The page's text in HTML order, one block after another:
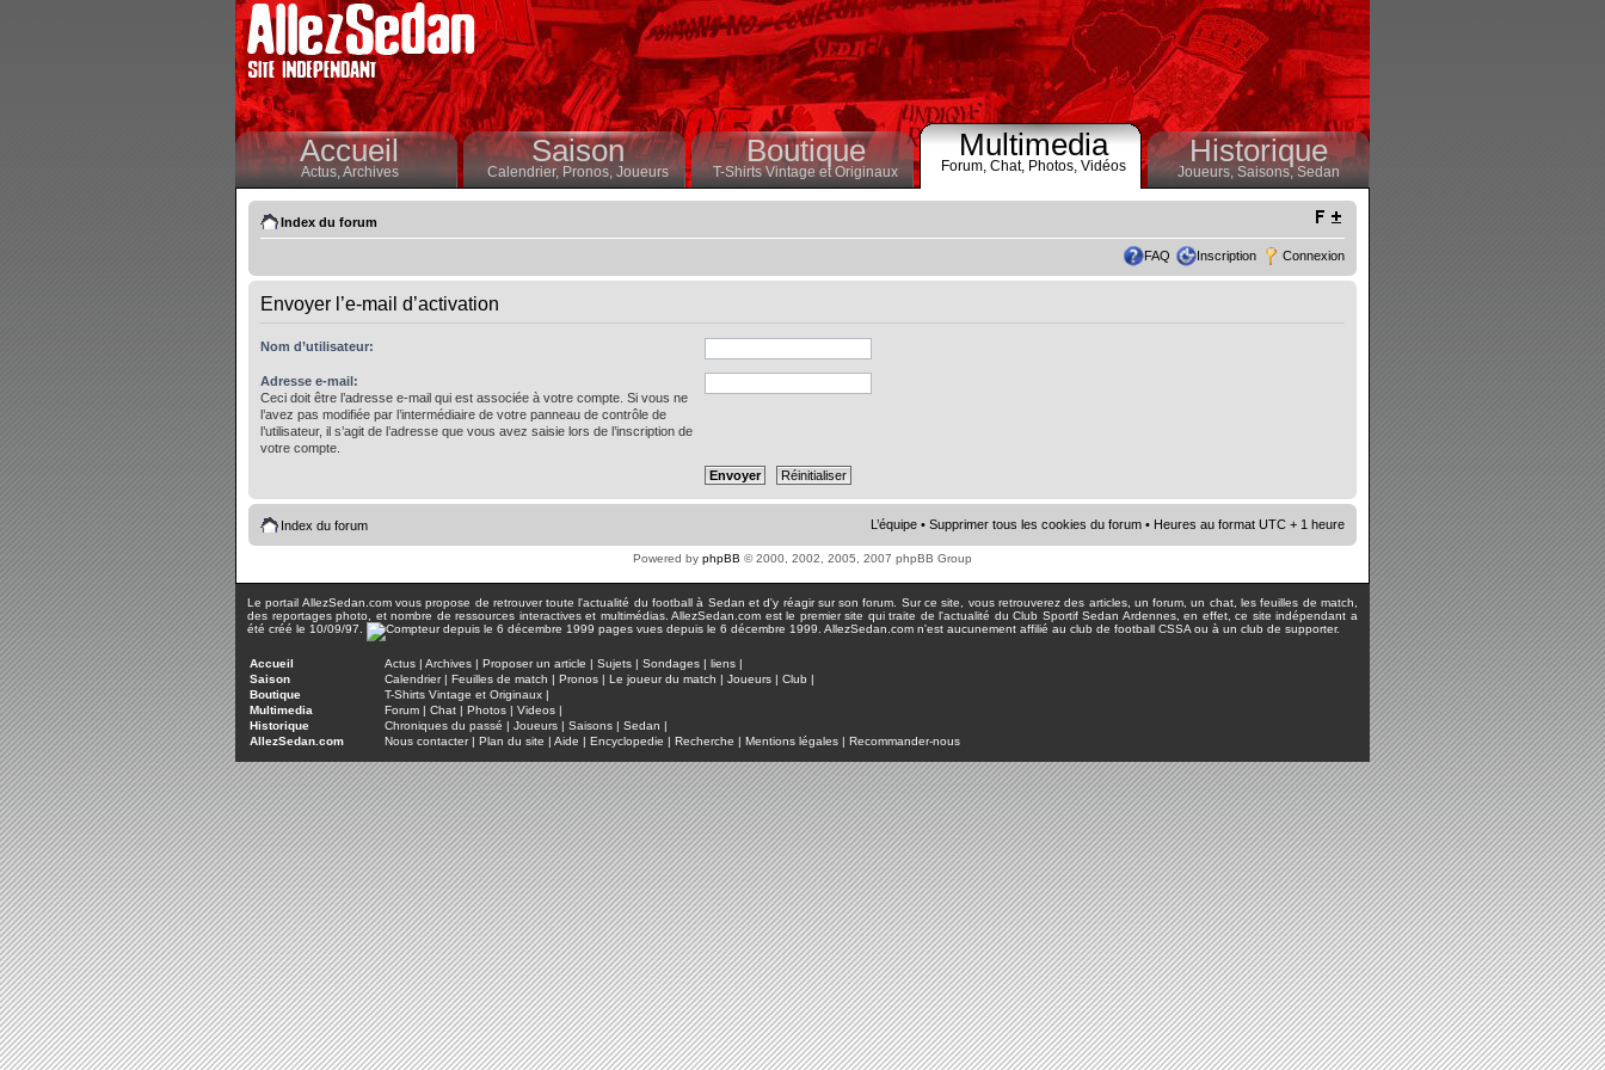
Accueil
Actus,Archives
Saison
Calendrier,Pronos, Joueurs
Boutique
T-Shirts Vintage et Originaux
Multimedia
Forum, Chat, Photos, Vidéos Historique
Joueurs, Saisons,Sedan
Index du forum
FAQ Inscription Connexion
Envoyer l’e-mail d’activation
Nom d’utilisateur:
Adresse e-mail:
Ceci doit être l’adresse e-mail qui est associée à votre compte. Si vous ne
l’avez pas modifiée par l’intermédiaire de votre panneau de contrôle de
l’utilisateur, il s’agit de l’adresse que vous avez saisie lors de l’inscription de
votre compte.
Index du forum L’équipe • Supprimer tous les cookies du forum • Heures au format UTC + 1 heure
Powered by phpBB © 2000, 2002, 2005, 2007 phpBB Group
Le portail AllezSedan.com vous propose de retrouver toute l'actualité du football à Sedan et d'y réagir sur son forum. Sur ce site, vous retrouverez des articles, un forum, un chat, les feuilles de match,
des reportages photo, et nombre de ressources interactives et multimédias. AllezSedan.com est le premier site qui traite de l'actualité du Club Sportif Sedan Ardennes, en effet, ce site indépendant a
été créé le 10/09/97.
pages vues depuis le 6 décembre 1999. AllezSedan.com n'est aucunement affilié au club de football CSSA ou à un club de supporter.
Accueil Actus | Archives | Proposer un article | Sujets | Sondages | liens |
Saison
Calendrier| Feuilles de match | Pronos | Le joueur du match | Joueurs | Club |
Boutique
T-Shirts Vintage et Originaux |
Multimedia
Forum | Chat | Photos | Videos |
Historique
Chroniques du passé | Joueurs | Saisons | Sedan |
AllezSedan.com
Nous contacter| Plan du site | Aide | Encyclopedie | Recherche | Mentions légales | Recommander-nous